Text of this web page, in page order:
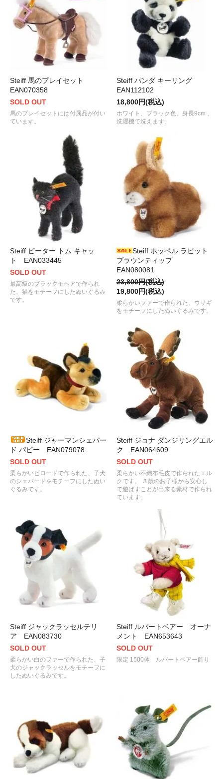
Steiff 馬のプレイセット
EAN070358
SOLD OUT
馬のプレイセットには付属品が付い
ています。
Steiff パンダ キーリング
EAN112102
18,800円(税込)
ホワイト、ブラック色、身長9cm 、
洗濯機で洗えます。
Steiff ピーター トム キャッ
ト EAN033445
SOLD OUT
最高級のブラックモヘアで作られ
た、猫をモチーフにしたぬいぐるみ
です。
Steiff ホッペル ラビット
ブラウンティップ
EAN080081
23,800円(税込)
19,800円(税込)
柔らかいファーで作られた、ウサギ
をモチーフにしたぬいぐるみです。
Steiff ジャーマンシェパー
ド パピー EAN079078
SOLD OUT
柔らかいビロードで作られた、子犬
のシェパードをモチーフにしたぬい
ぐるみです。
Steiff ジョナ ダンジリングエル
ク EAN064609
SOLD OUT
柔らかい不織布毛皮で作られたエル
クです。 ３歳のお子様から安心し
て遊ばすことが出来る素材で作られ
ています。
Steiff ジャックラッセルテリ
ア EAN083730
SOLD OUT
柔らかい白のファーで作られた、子
犬のジャックラッセルをモチーフに
したぬいぐるみです。
Steiff ルパートベアー オーナ
メント EAN653643
SOLD OUT
限定 1500体 ルパートベアー飾り